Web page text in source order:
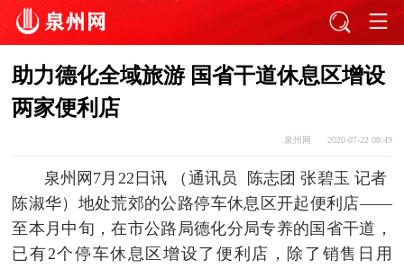
助力德化全域旅游 国省干道休息区增设
两家便利店
泉州网 2020-07-22 08:49
泉州网7月22日讯 （通讯员 陈志团 张碧玉 记者
陈淑华）地处荒郊的公路停车休息区开起便利店——
至本月中旬，在市公路局德化分局专养的国省干道，
已有2个停车休息区增设了便利店，除了销售日用